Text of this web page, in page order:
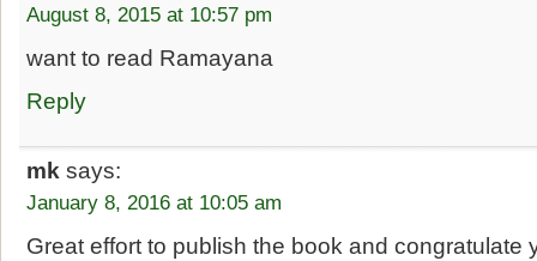
August 8, 2015 at 10:57 pm
want to read Ramayana
Reply
mk says:
January 8, 2016 at 10:05 am
Great effort to publish the book and congratulate